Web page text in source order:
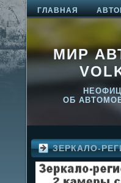
ГЛАВНАЯ
МИР
ОБ
ЗЕРКАЛО-